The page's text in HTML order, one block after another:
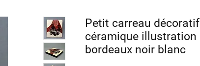
Petit carreau décoratif
céramique illustration
bordeaux noir blanc